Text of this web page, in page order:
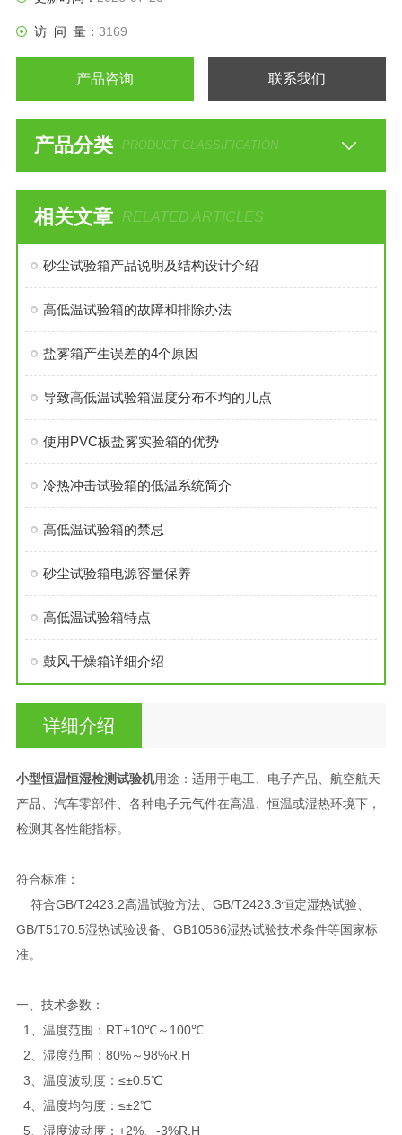
访 问 量： 3169
产品咨询 联系我们
产品分类 PRODUCT CLASSIFICATION
相关文章 RELATED ARTICLES
砂尘试验箱产品说明及结构设计介绍
高低温试验箱的故障和排除办法
盐雾箱产生误差的4个原因
导致高低温试验箱温度分布不均的几点
使用PVC板盐雾实验箱的优势
冷热冲击试验箱的低温系统简介
高低温试验箱的禁忌
砂尘试验箱电源容量保养
高低温试验箱特点
鼓风干燥箱详细介绍
详细介绍
小型恒温恒湿检测试验机用途：适用于电工、电子产品、航空航天
产品、汽车零部件、各种电子元气件在高温、恒温或湿热环境下，
检测其各性能指标。
符合标准：
符合GB/T2423.2高温试验方法、GB/T2423.3恒定湿热试验、
GB/T5170.5湿热试验设备、GB10586湿热试验技术条件等国家标
准。
一、 技术参数：
1、温度范围：RT+10℃～100℃
2、湿度范围：80%～98%R.H
3、温度波动度：≤±0.5℃
4、温度均匀度：≤±2℃
5、湿度波动度：+2%、-3%R.H